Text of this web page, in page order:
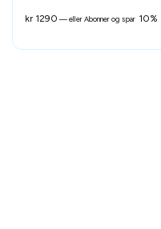
kr 1290 —eller Abonner og spar 10%